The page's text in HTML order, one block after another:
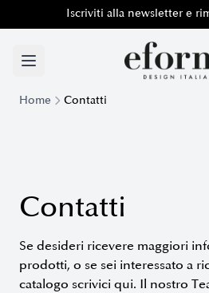
Iscriviti alla newsletter e
Iscriviti alla newsletter e
Home Contatti
Contatti
Se desideri ricevere maggiori
prodotti, o se sei interessato a
catalogo scrivici qui. Il nostro